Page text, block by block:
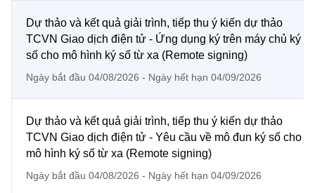
Dự thảo và kết quả giải trình, tiếp thu ý kiến dự thảo
TCVN Giao dịch điện tử - Ứng dụng ký trên máy chủ ký
số cho mô hình ký số từ xa (Remote signing)
Ngày bắt đầu 04/08/2026 - Ngày hết hạn 04/09/2026
Dự thảo và kết quả giải trình, tiếp thu ý kiến dự thảo
TCVN Giao dịch điện tử - Yêu cầu về mô đun ký số cho
mô hình ký số từ xa (Remote signing)
Ngày bắt đầu 04/08/2026 - Ngày hết hạn 04/09/2026